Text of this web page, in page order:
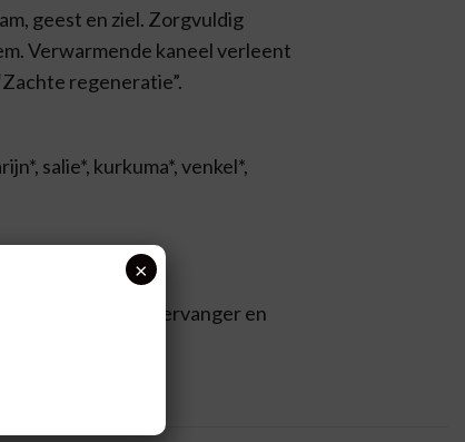
geest en ziel. Zorgvuldig
Verwarmende kaneel verleent
regeneratie”.
salie*, kurkuma*, venkel*,
melk of melkvervanger en
×